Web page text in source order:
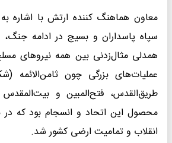
معاون هماهنگ کننده ارتش با اشاره
سپاه پاسداران و بسیج در ادامه
همدلی مثال‌زدنی بین همه نیروهای
عملیات‌های بزرگی چون ثامن‌الائمه
طریق‌القدس، فتح‌المبین و
محصول این اتحاد و انسجام بود که
انقلاب و تمامیت ارضی کشور شد.